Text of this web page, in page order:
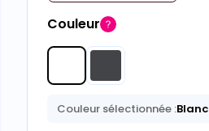
Couleur
Couleur sélectionnée :Blanc